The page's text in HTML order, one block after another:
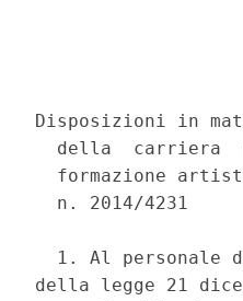
Disposizioni in
della  carriera
formazione
  n. 2014/4231
1. Al personale
della legge 21